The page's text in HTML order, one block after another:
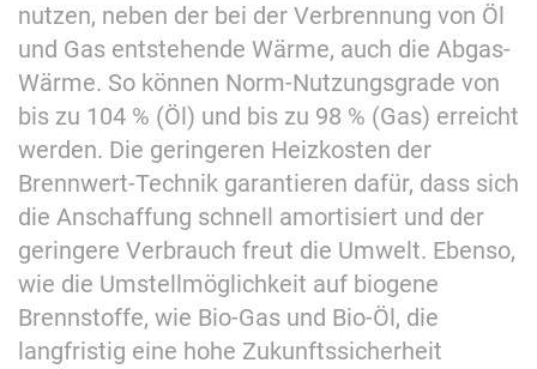
nutzen, neben der bei der Verbrennung von Öl
und Gas entstehende Wärme, auch die Abgas-
Wärme. So können Norm-Nutzungsgrade von
bis zu 104 % (Öl) und bis zu 98 % (Gas) erreicht
werden. Die geringeren Heizkosten der
Brennwert-Technik garantieren dafür, dass sich
die Anschaffung schnell amortisiert und der
geringere Verbrauch freut die Umwelt. Ebenso,
wie die Umstellmöglichkeit auf biogene
Brennstoffe, wie Bio-Gas und Bio-Öl, die
langfristig eine hohe Zukunftssicherheit